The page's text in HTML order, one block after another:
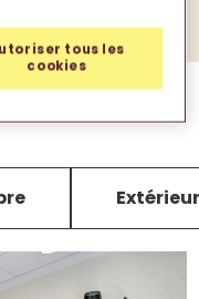
Extérieur
tous les
cookies